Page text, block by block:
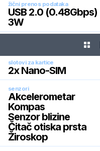
žični prenos podataka
USB 2.0 (0.48Gbps)
3W
slotovi za kartice
2x Nano-SIM
senzori
Akcelerometar
Kompas
Senzor blizine
Čitač otiska prsta
Žiroskop